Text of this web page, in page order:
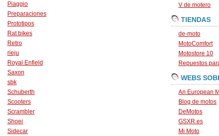
Piaggio
Preparaciones
Prototipos
Rat bikes
Retro
rieju
Royal Enfield
Saxon
sbk
Schuberth
Scooters
Scrambler
Shoei
Sidecar
V de motero
TIENDAS
de-moto
MotoComfort
Motostore 10
Repuestos
WEBS
An European
Blog de motos
DeMotos
GSXR.es
Mi Moto